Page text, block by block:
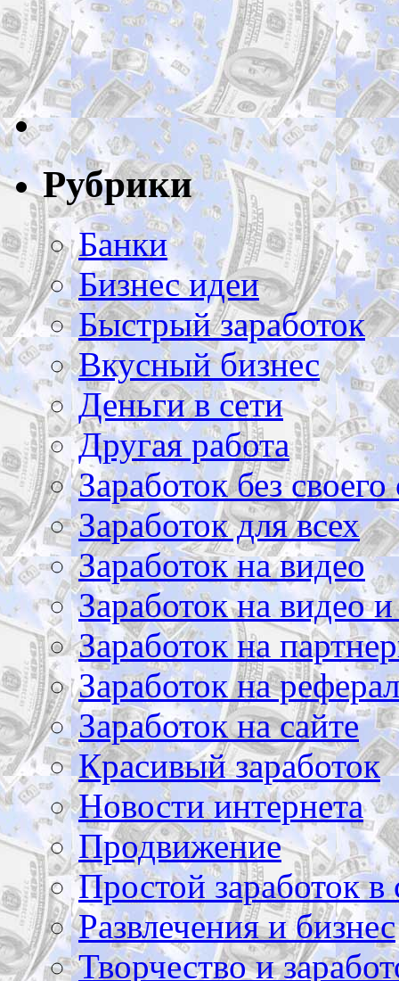
Рубрики
Банки
Бизнес идеи
Быстрый заработок
Вкусный бизнес
Деньги в сети
Другая работа
Заработок без своего
Заработок для всех
Заработок на видео
Заработок на видео
Заработок на
Заработок на
Заработок на сайте
Красивый заработок
Новости интернета
Продвижение
Простой заработок в
Развлечения и бизнес
Творчество и